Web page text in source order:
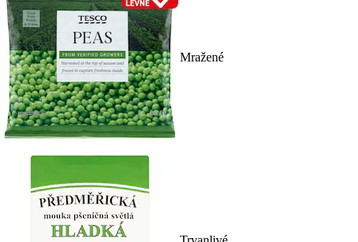
Mražené